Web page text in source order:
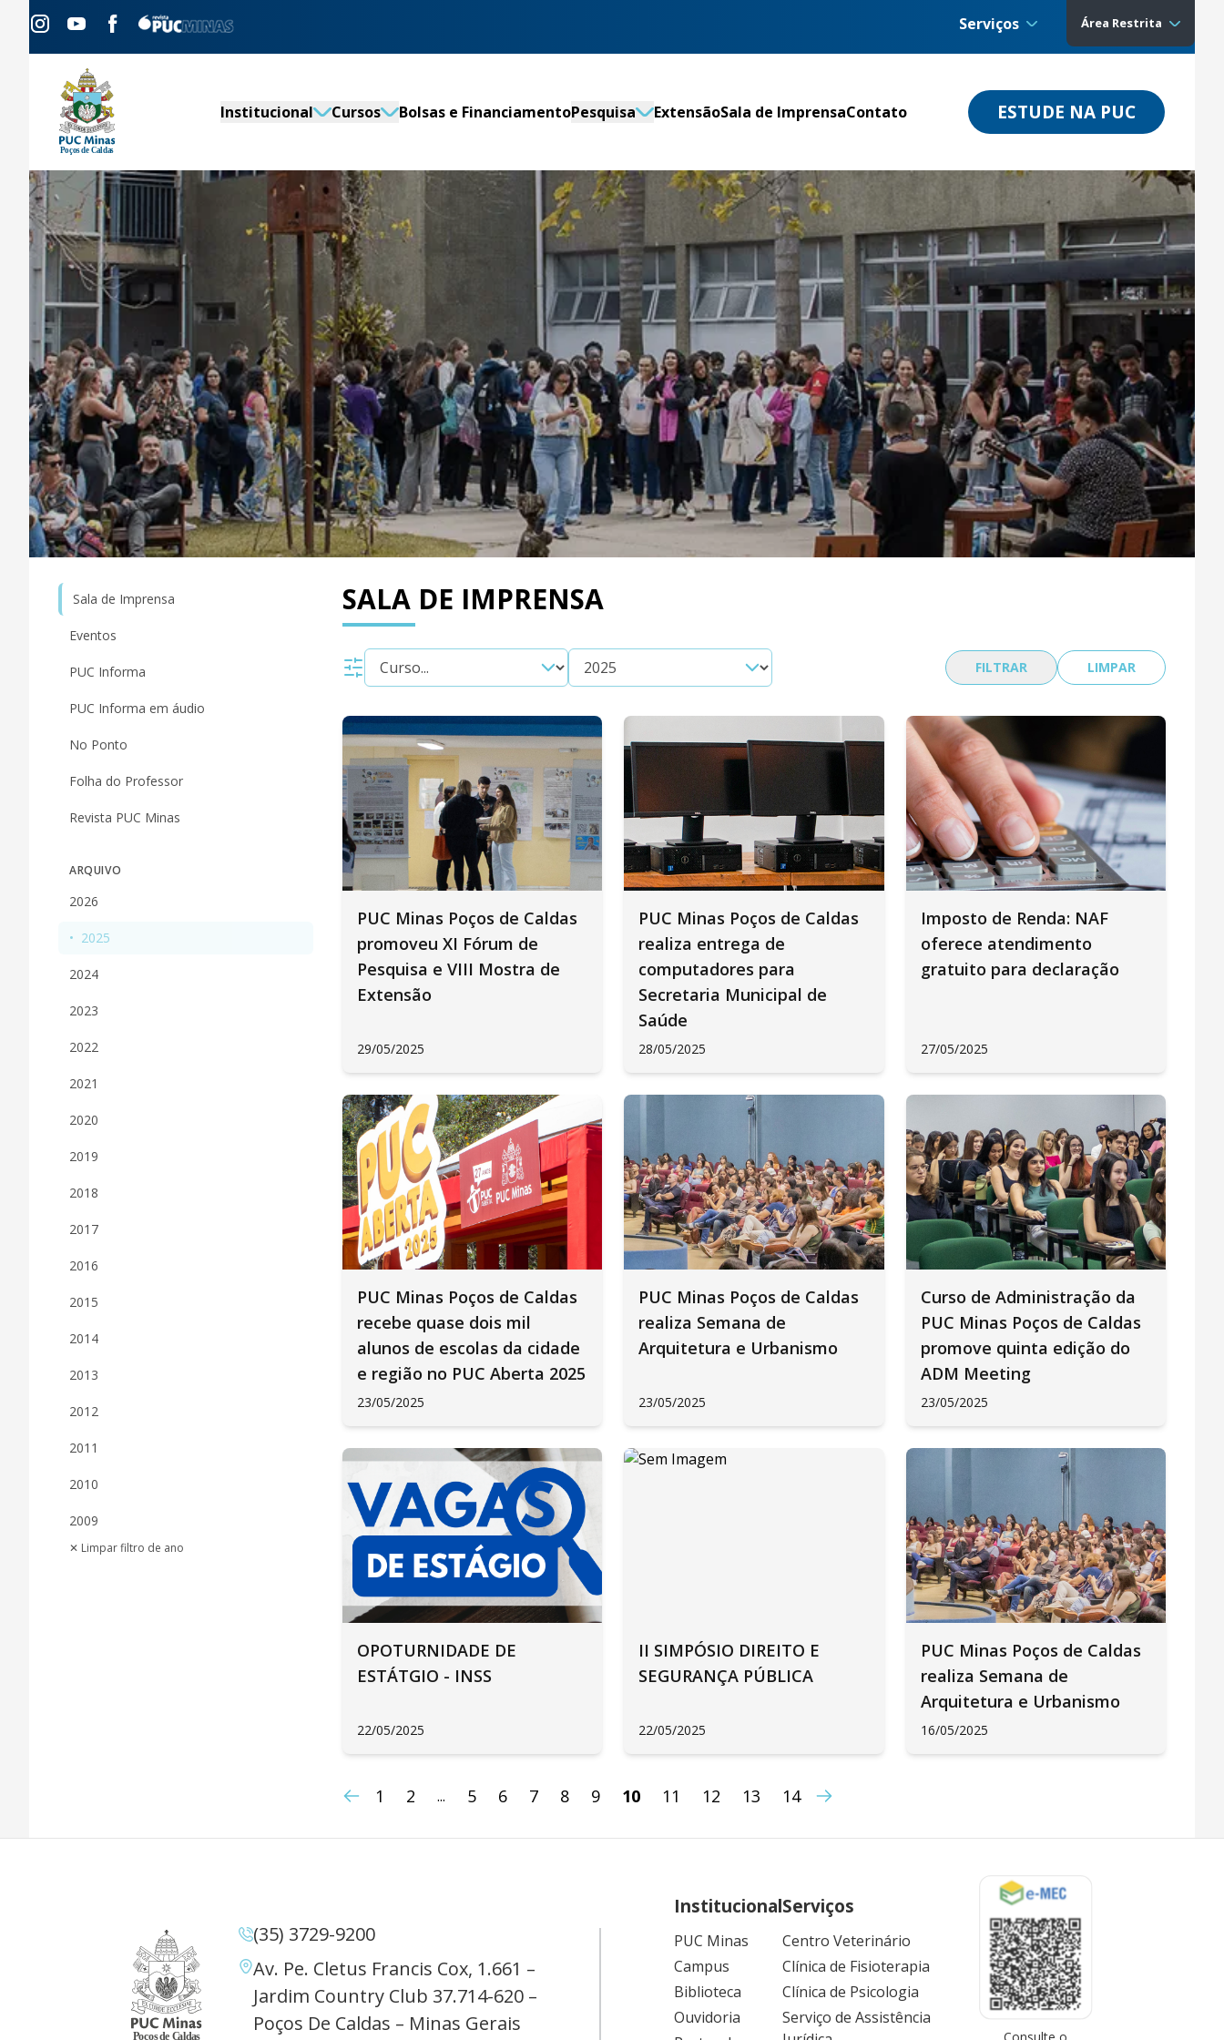
Serviços Área Restrita
Institucional Cursos Bolsas e FinanciamentoPesquisa ExtensãoSala de ImprensaContato ESTUDE NA PUC
Sala de Imprensa
Eventos
PUC Informa
PUC Informa em áudio
No Ponto
Folha do Professor
Revista PUC Minas
ARQUIVO
2026
• 2025
2024
2023
2022
2021
2020
2019
2018
2017
2016
2015
2014
2013
2012
2011
2010
2009
✕ Limpar filtro de ano
SALA DE IMPRENSA
FILTRAR LIMPAR
PUC Minas Poços de Caldas
promoveu XI Fórum de
Pesquisa e VIII Mostra de
Extensão
29/05/2025
PUC Minas Poços de Caldas
realiza entrega de
computadores para
Secretaria Municipal de
Saúde
28/05/2025
Imposto de Renda: NAF
oferece atendimento
gratuito para declaração
27/05/2025
PUC Minas Poços de Caldas
recebe quase dois mil
alunos de escolas da cidade
e região no PUC Aberta 2025
23/05/2025
PUC Minas Poços de Caldas
realiza Semana de
Arquitetura e Urbanismo
23/05/2025
Curso de Administração da
PUC Minas Poços de Caldas
promove quinta edição do
ADM Meeting
23/05/2025
OPOTURNIDADE DE
ESTÁTGIO - INSS
22/05/2025
II SIMPÓSIO DIREITO E
SEGURANÇA PÚBLICA
22/05/2025
PUC Minas Poços de Caldas
realiza Semana de
Arquitetura e Urbanismo
16/05/2025
1 2 ... 5 6 7 8 9 10 11 12 13 14
(35) 3729-9200
Av. Pe. Cletus Francis Cox, 1.661 –
Jardim Country Club 37.714-620 –
Poços De Caldas – Minas Gerais
Institucional
PUC Minas
Campus
Biblioteca
Ouvidoria
Serviços
Centro Veterinário
Clínica de Fisioterapia
Clínica de Psicologia
Serviço de Assistência